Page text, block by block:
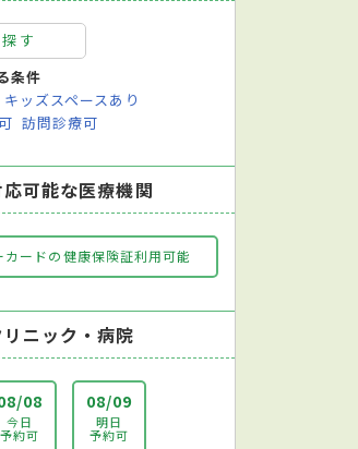
す
条件
キッズスペースあり
訪問診療可
可能な医療機関
カードの健康保険証利用可能
ニック・病院
08
今日
予約可
08/09
明日
予約可